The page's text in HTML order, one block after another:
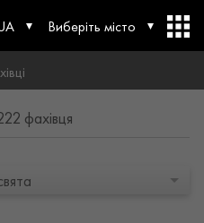
Виберіть місто
фахівця